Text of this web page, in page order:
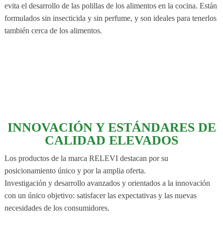
evita el desarrollo de las polillas de los alimentos en la cocina. Están
formulados sin insecticida y sin perfume, y son ideales para tenerlos
también cerca de los alimentos.
INNOVACIÓN Y ESTÁNDARES DE
CALIDAD ELEVADOS
Los productos de la marca RELEVI destacan por su
posicionamiento único y por la amplia oferta.
Investigación y desarrollo avanzados y orientados a la innovación
con un único objetivo: satisfacer las expectativas y las nuevas
necesidades de los consumidores.